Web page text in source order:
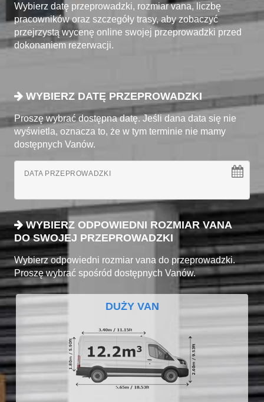
Wybierz datę przeprowadzki, rozmiar vana, liczbę
pracowników oraz szczegóły trasy, aby zobaczyć
przejrzystą wycenę online swojej przeprowadzki przed
dokonaniem rezerwacji.
WYBIERZ DATĘ PRZEPROWADZKI
Proszę wybrać dostępna datę. Jeśli dana data się nie
wyświetla, oznacza to, że w tym terminie nie mamy
dostępnych Vanów.
DATA PRZEPROWADZKI
WYBIERZ ODPOWIEDNI ROZMIAR VANA
DO SWOJEJ PRZEPROWADZKI
Wybierz odpowiedni rozmiar vana do przeprowadzki.
Proszę wybrać spośród dostępnych Vanów.
DUŻY VAN